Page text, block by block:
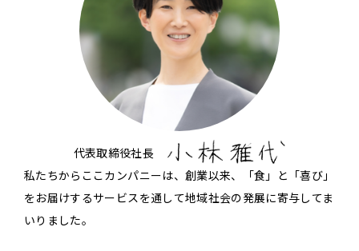
私たちからここカンパニーは、創業以来、「食」と「喜び」
をお届けするサービスを通して地域社会の発展に寄与してま
いりました。
代表取締役社長